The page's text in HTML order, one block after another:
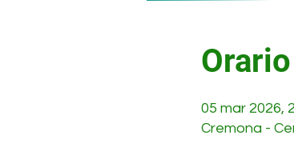
05 mar 2026,
Cremona -